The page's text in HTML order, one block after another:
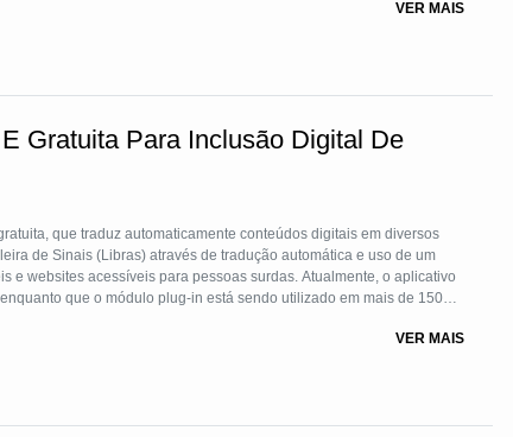
"Cartas Para a Humanidade".
VER MAIS
Gratuita Para Inclusão Digital De
que traduz automaticamente conteúdos digitais em diversos
de Sinais (Libras) através de tradução automática e uso de um
e websites acessíveis para pessoas surdas. Atualmente, o aplicativo
que o módulo plug-in está sendo utilizado em mais de 1500
VER MAIS